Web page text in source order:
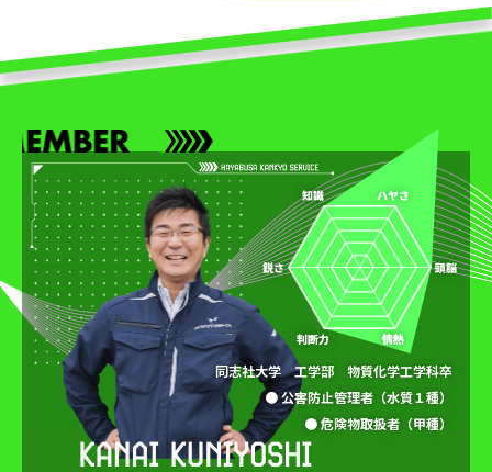
知識 ハヤさ
頭脳
情熱
判断力
鋭さ
同志社大学 工学部 物質化学工学科卒
● 公害防止管理者（水質１種）
● 危険物取扱者（甲種）